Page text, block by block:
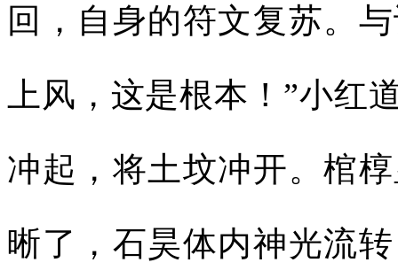
回，自身的符文复苏。
上风，这是根本！”小红
冲起，将土坟冲开。棺
晰了，石昊体内神光流